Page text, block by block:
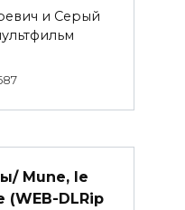
и Серый
Mune, le
DLRip